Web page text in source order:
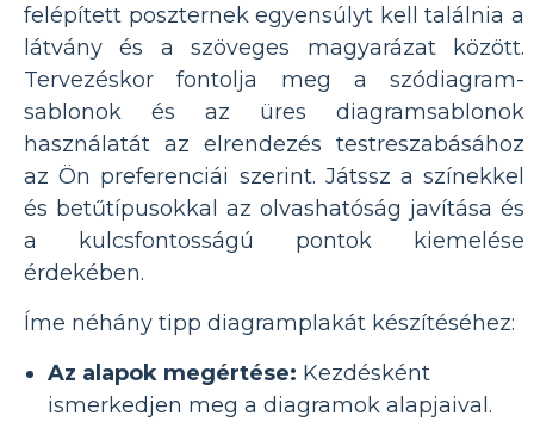
felépített poszternek egyensúlyt kell találnia a
látvány és a szöveges magyarázat között.
Tervezéskor fontolja meg a szódiagram-
sablonok és az üres diagramsablonok
használatát az elrendezés testreszabásához
az Ön preferenciái szerint. Játssz a színekkel
és betűtípusokkal az olvashatóság javítása és
a kulcsfontosságú pontok kiemelése
érdekében.
Íme néhány tipp diagramplakát készítéséhez:
Az alapok megértése: Kezdésként
ismerkedjen meg a diagramok alapjaival.